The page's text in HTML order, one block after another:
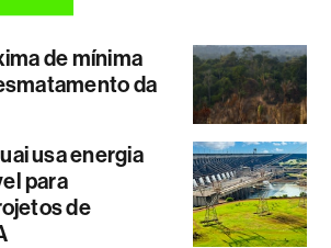
de mínima
da
usa energia
para
de